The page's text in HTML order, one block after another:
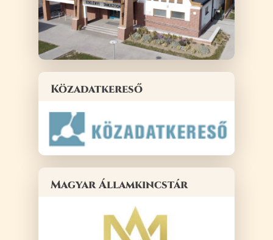
Közadatkereső
Magyar Államkincstár